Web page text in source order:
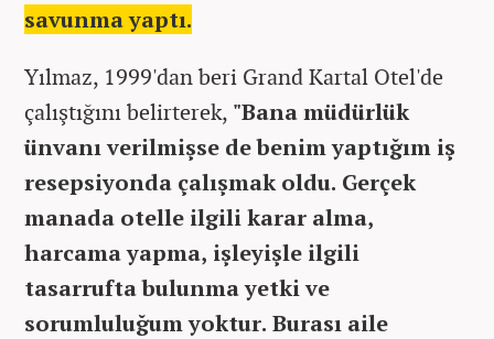
savunma yaptı.
Yılmaz, 1999'dan beri Grand Kartal Otel'de
çalıştığını belirterek, "Bana müdürlük
ünvanı verilmişse de benim yaptığım iş
resepsiyonda çalışmak oldu. Gerçek
manada otelle ilgili karar alma,
harcama yapma, işleyişle ilgili
tasarrufta bulunma yetki ve
sorumluluğum yoktur. Burası aile